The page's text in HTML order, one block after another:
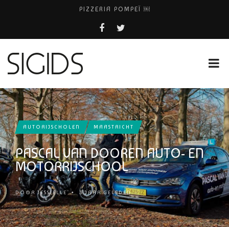
PIZZERIA POMPEÏ ￼
BELEEF DE MAGIE VAN FILM BIJ KINEPOLIS
FIETS WEG? BEL FIETSDEPOT AMSTERDAM!
AUTORIJSCHOLEN MAASTRICHT
PASCAL VAN DOOREN AUTO- EN
MOTORRIJSCHOOL
DOOR JESSIELLE • 3 JAAR GELEDEN